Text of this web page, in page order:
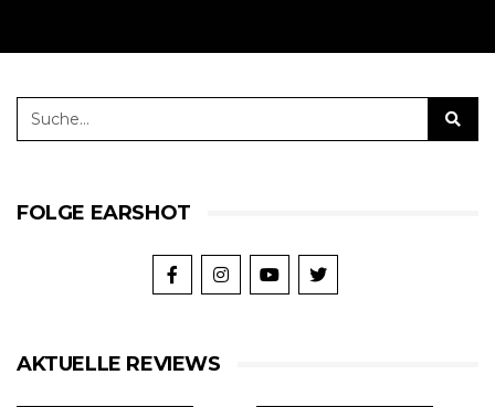
FOLGE EARSHOT
AKTUELLE REVIEWS